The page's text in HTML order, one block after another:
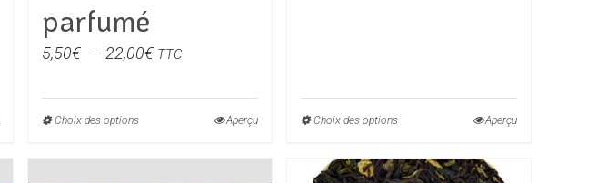
parfumé
5,50€ – 22,00€Plage
prix :
TTC
Choix des optionsCe
Aperçu Choix des optionsCe
a
Aperçu